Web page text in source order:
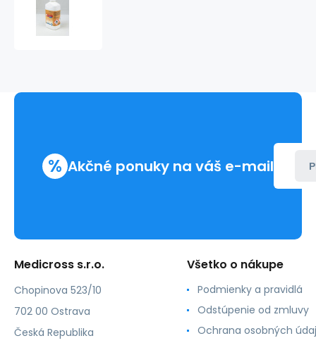
% Akčné ponuky na váš e-mail
Medicross s.r.o.
Chopinova 523/10
702 00 Ostrava
Česká Republika
Všetko o nákupe
Podmienky a pravidlá
Odstúpenie od zmluvy
Ochrana osobných